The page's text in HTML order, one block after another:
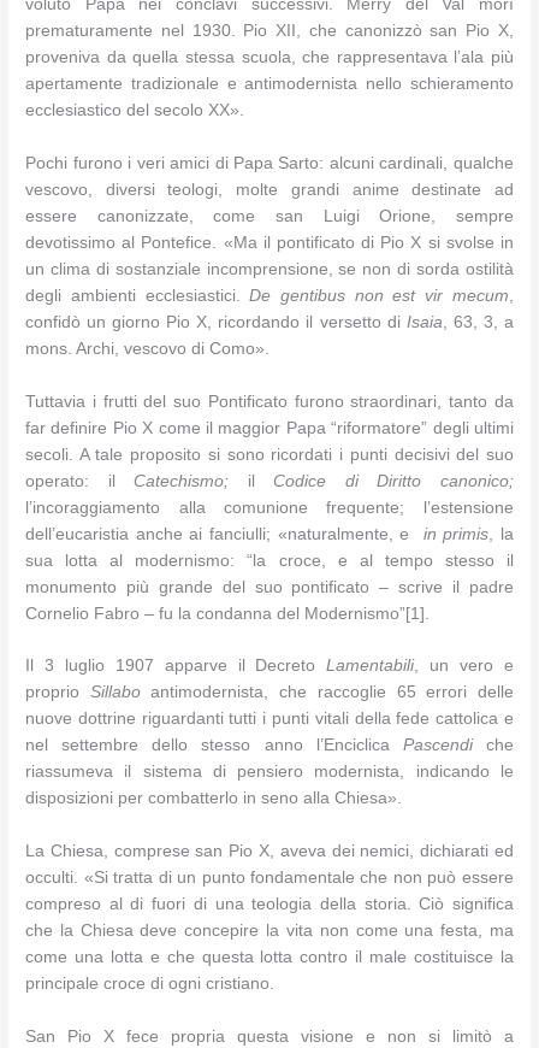
voluto Papa nei conclavi successivi. Merry del Val morì
prematuramente nel 1930. Pio XII, che canonizzò san Pio X,
proveniva da quella stessa scuola, che rappresentava l’ala più
apertamente tradizionale e antimodernista nello schieramento
ecclesiastico del secolo XX».
Pochi furono i veri amici di Papa Sarto: alcuni cardinali, qualche
vescovo, diversi teologi, molte grandi anime destinate ad
essere canonizzate, come san Luigi Orione, sempre
devotissimo al Pontefice. «Ma il pontificato di Pio X si svolse in
un clima di sostanziale incomprensione, se non di sorda ostilità
degli ambienti ecclesiastici.De gentibus non est vir mecum
confidò un giorno Pio X, ricordando il versetto di Isaia , 63, 3, a
mons. Archi, vescovo di Como».
Tuttavia i frutti del suo Pontificato furono straordinari, tanto da
far definire Pio X come il maggior Papa “riformatore” degli ultimi
secoli. A tale proposito si sono ricordati i punti decisivi del suo
operato: il Catechismo; il Codice di Diritto canonico;
l’incoraggiamento alla comunione frequente; l’estensione
dell’eucaristia anche ai fanciulli; «naturalmente, e in primis , la
sua lotta al modernismo: “la croce, e al tempo stesso il
monumento più grande del suo pontificato – scrive il padre
Cornelio Fabro – fu la condanna del Modernismo”[1].
Il 3 luglio 1907 apparve il Decreto Lamentabili, un vero e
proprio Sillaboantimodernista, che raccoglie 65 errori delle
nuove dottrine riguardanti tutti i punti vitali della fede cattolica e
nel settembre dello stesso anno l’Enciclica Pascendiche
riassumeva il sistema di pensiero modernista, indicando le
disposizioni per combatterlo in seno alla Chiesa».
La Chiesa, comprese san Pio X, aveva dei nemici, dichiarati ed
occulti. «Si tratta di un punto fondamentale che non può essere
compreso al di fuori di una teologia della storia. Ciò significa
che la Chiesa deve concepire la vita non come una festa, ma
come una lotta e che questa lotta contro il male costituisce la
principale croce di ogni cristiano.
San Pio X fece propria questa visione e non si limitò a